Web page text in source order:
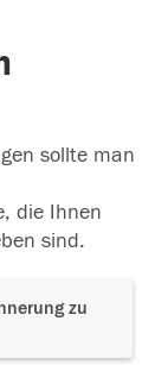
sollte man
die Ihnen
sind.
zu